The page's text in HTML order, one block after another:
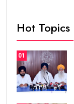
Hot Topics
01